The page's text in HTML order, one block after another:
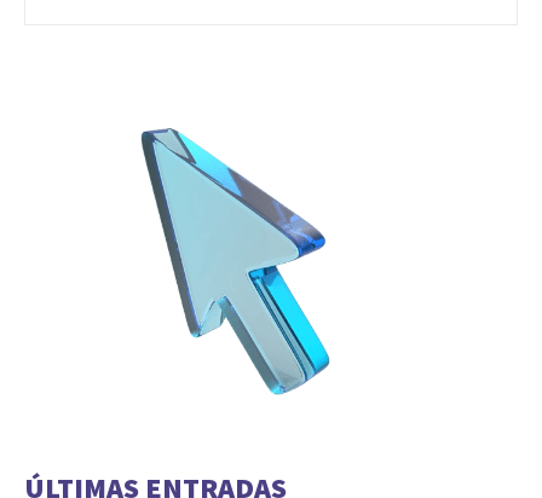
ÚLTIMAS ENTRADAS